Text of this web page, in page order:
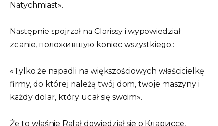
Natychmiast».
Następnie spojrzał na Clarissy i wypowiedział
zdanie, положившую koniec wszystkiego.:
«Tylko że napadli na większościowych właścicielkę
firmy, do której należą twój dom, twoje maszyny i
każdy dolar, który udał się swoim».
Że to właśnie Rafał dowiedział się o Клариссе,